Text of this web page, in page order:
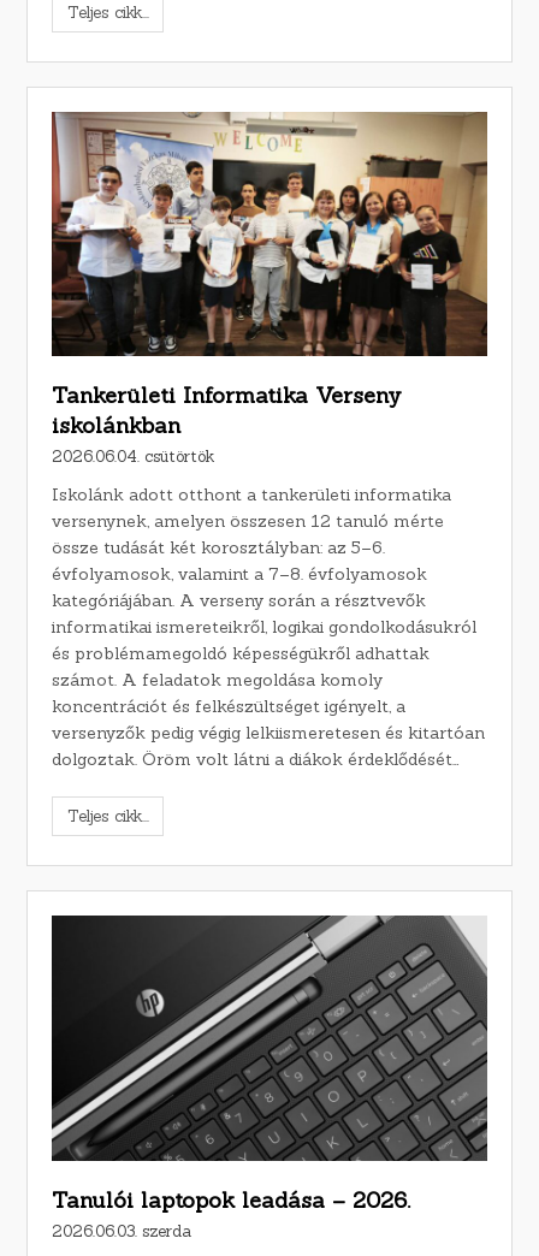
Teljes cikk...
Tankerületi Informatika Verseny
iskolánkban
2026.06.04. csütörtök
Iskolánk adott otthont a tankerületi informatika
versenynek, amelyen összesen 12 tanuló mérte
össze tudását két korosztályban: az 5–6.
évfolyamosok, valamint a 7–8. évfolyamosok
kategóriájában. A verseny során a résztvevők
informatikai ismereteikről, logikai gondolkodásukról
és problémamegoldó képességükről adhattak
számot. A feladatok megoldása komoly
koncentrációt és felkészültséget igényelt, a
versenyzők pedig végig lelkiismeretesen és kitartóan
dolgoztak. Öröm volt látni a diákok érdeklődését…
Teljes cikk...
Tanulói laptopok leadása – 2026.
2026.06.03. szerda